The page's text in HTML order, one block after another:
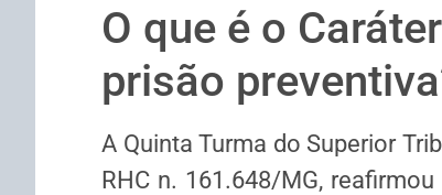
O que é o
prisão
​A Quinta Turma do Superior
RHC n. 161.648/MG,